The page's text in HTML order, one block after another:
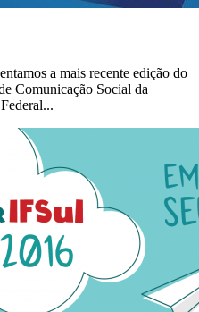
a mais recente edição do
Comunicação Social da